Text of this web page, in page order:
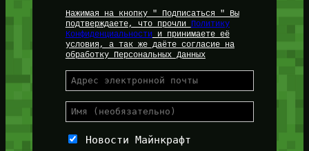
Нажимая на кнопку " Подписаться " Вы
подтверждаете, что прочли Политику
Конфиденциальностии принимаете её
условия, а так же даёте согласие на
обработку Персональных Данных
Новости Майнкрафт